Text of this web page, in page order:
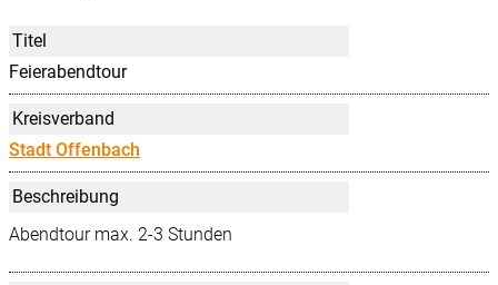
Titel
Feierabendtour
Kreisverband
Stadt Offenbach
Beschreibung
Abendtour max. 2-3 Stunden